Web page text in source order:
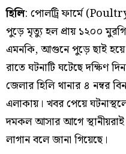
হিলি: পোলট্রি ফার্মে
পুড়ে মৃত্যু হল প্রায় ১২০০
এমনকি, আগুনে পুড়ে ছাই হয়ে
রাতে ঘটনাটি ঘটেছে
জেলার হিলি থানার ৪ নম্বর
এলাকায়। খবর পেয়ে
দমকল আসার আগে
লাগান বলে জানা গিয়েছে।